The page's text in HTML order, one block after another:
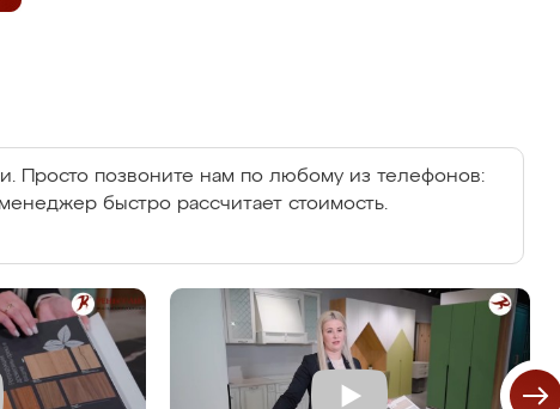
Просто позвоните нам по любому из телефонов:
быстро рассчитает стоимость.